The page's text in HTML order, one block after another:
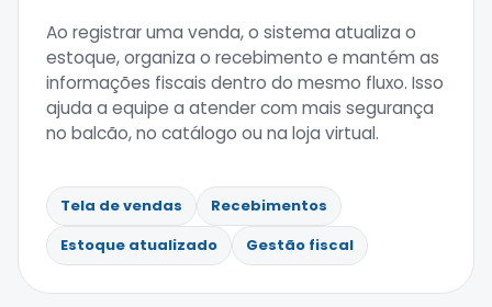
Ao registrar uma venda, o sistema atualiza o
estoque, organiza o recebimento e mantém as
informações fiscais dentro do mesmo fluxo. Isso
ajuda a equipe a atender com mais segurança
no balcão, no catálogo ou na loja virtual.
Tela de vendas
Recebimentos
Estoque atualizado
Gestão fiscal